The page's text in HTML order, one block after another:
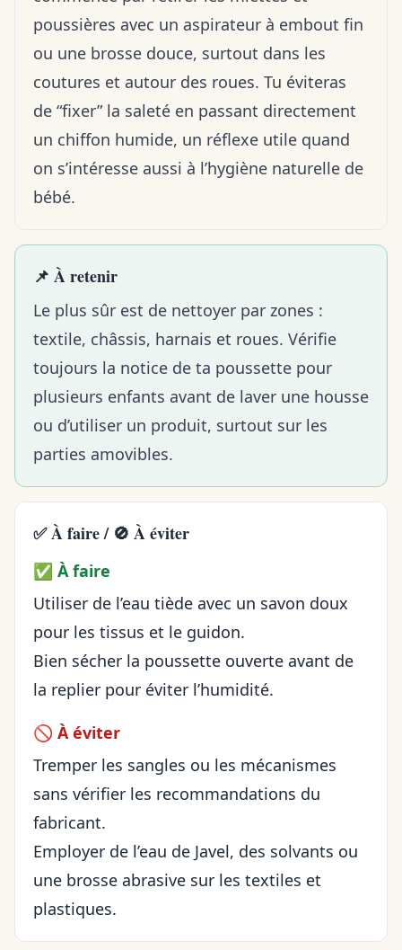
poussières avec un aspirateur à embout fin
ou une brosse douce, surtout dans les
coutures et autour des roues. Tu éviteras
de “fixer” la saleté en passant directement
un chiffon humide, un réflexe utile quand
on s’intéresse aussi à l’hygiène naturelle de
bébé.
📌 À retenir
Le plus sûr est de nettoyer par zones :
textile, châssis, harnais et roues. Vérifie
toujours la notice de ta poussette pour
plusieurs enfants avant de laver une housse
ou d’utiliser un produit, surtout sur les
parties amovibles.
✅ À faire / 🚫 À éviter
✅ À faire
Utiliser de l’eau tiède avec un savon doux
pour les tissus et le guidon.
Bien sécher la poussette ouverte avant de
la replier pour éviter l’humidité.
🚫 À éviter
Tremper les sangles ou les mécanismes
sans vérifier les recommandations du
fabricant.
Employer de l’eau de Javel, des solvants ou
une brosse abrasive sur les textiles et
plastiques.